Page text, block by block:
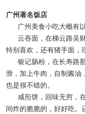
广州著名饭店
广州美食小吃大概有
云吞面，在梯云路吴
特别喜欢，还有猪手面，
银记肠粉，在长寿路
滑，加上牛肉，自制酱油
也是很不错的。
咸煎饼，回味无穷，
间炸的脆脆的，好好吃。